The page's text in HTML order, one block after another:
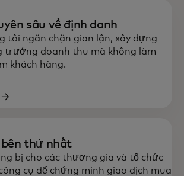
sâu về định danh
tôi ngăn chặn gian lận, xây dựng
trưởng doanh thu mà không làm
khách hàng.
bên thứ nhất
bị cho các thương gia và tổ chức
cụ để chứng minh giao dịch mua